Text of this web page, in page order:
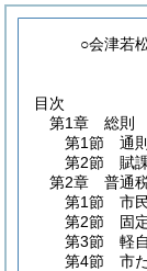
○会津若
目次
第1章
総則
第1節
通則
第2節
賦
第2章
普通
第1節
市
第2節
固
第3節
軽
第4節
市